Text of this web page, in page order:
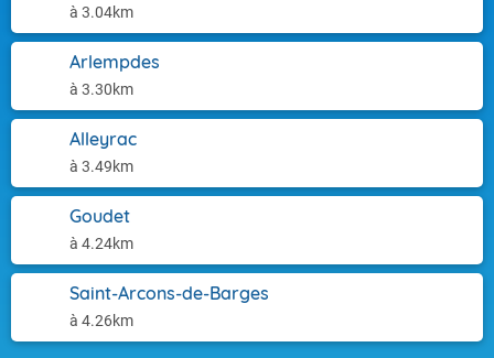
à 3.04km
Arlempdes
à 3.30km
Alleyrac
à 3.49km
Goudet
à 4.24km
Saint-Arcons-de-Barges
à 4.26km